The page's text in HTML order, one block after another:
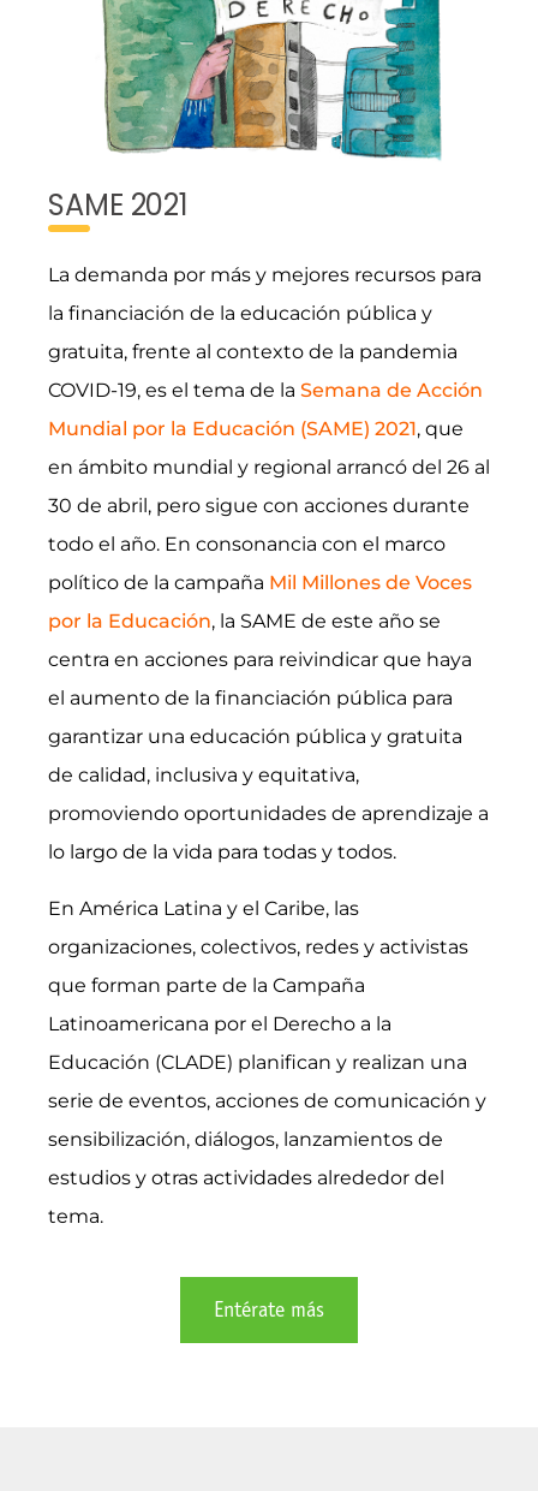
SAME 2021
La demanda por más y mejores recursos para
la financiación de la educación pública y
gratuita, frente al contexto de la pandemia
COVID-19, es el tema de la Semana de Acción
Mundial por la Educación (SAME) 2021, que
en ámbito mundial y regional arrancó del 26 al
30 de abril, pero sigue con acciones durante
todo el año. En consonancia con el marco
político de la campaña Mil Millones de Voces
por la Educación, la SAME de este año se
centra en acciones para reivindicar que haya
el aumento de la financiación pública para
garantizar una educación pública y gratuita
de calidad, inclusiva y equitativa,
promoviendo oportunidades de aprendizaje a
lo largo de la vida para todas y todos.
En América Latina y el Caribe, las
organizaciones, colectivos, redes y activistas
que forman parte de la Campaña
Latinoamericana por el Derecho a la
Educación (CLADE) planifican y realizan una
serie de eventos, acciones de comunicación y
sensibilización, diálogos, lanzamientos de
estudios y otras actividades alrededor del
tema.
Entérate más